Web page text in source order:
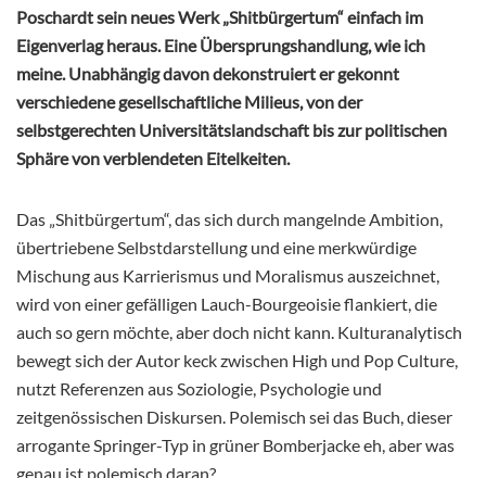
Poschardt sein neues Werk „Shitbürgertum“ einfach im
Eigenverlag heraus. Eine Übersprungshandlung, wie ich
meine. Unabhängig davon dekonstruiert er gekonnt
verschiedene gesellschaftliche Milieus, von der
selbstgerechten Universitätslandschaft bis zur politischen
Sphäre von verblendeten Eitelkeiten.
Das „Shitbürgertum“, das sich durch mangelnde Ambition,
übertriebene Selbstdarstellung und eine merkwürdige
Mischung aus Karrierismus und Moralismus auszeichnet,
wird von einer gefälligen Lauch-Bourgeoisie flankiert, die
auch so gern möchte, aber doch nicht kann. Kulturanalytisch
bewegt sich der Autor keck zwischen High und Pop Culture,
nutzt Referenzen aus Soziologie, Psychologie und
zeitgenössischen Diskursen. Polemisch sei das Buch, dieser
arrogante Springer-Typ in grüner Bomberjacke eh, aber was
genau ist polemisch daran?